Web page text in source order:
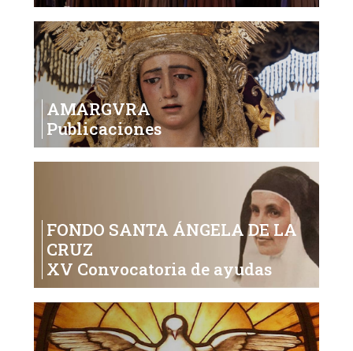
AMARGVRA
Publicaciones
FONDO SANTA ÁNGELA DE LA
CRUZ
XV Convocatoria de ayudas